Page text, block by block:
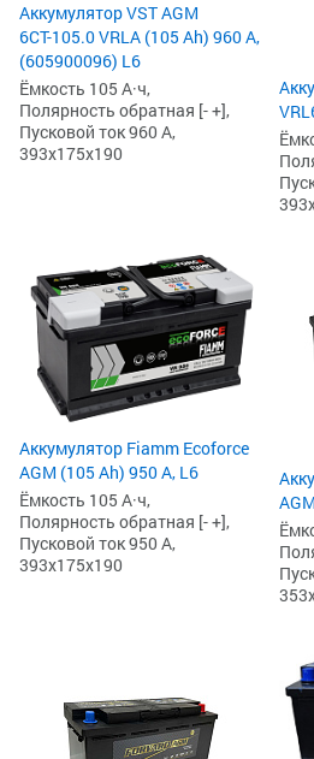
Аккумулятор VST AGM
6СТ-105.0 VRLA (105 Ah) 960 А,
(605900096) L6
Ёмкость 105 А·ч,
Полярность обратная [- +],
Пусковой ток 960 А,
393x175x190
Аккумулятор Fiamm Ecoforce
AGM (105 Ah) 950 А, L6
Ёмкость 105 А·ч,
Полярность обратная [- +],
Пусковой ток 950 А,
393x175x190